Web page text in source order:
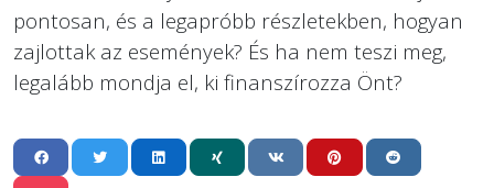
pontosan, és a legapróbb részletekben, hogyan
zajlottak az események? És ha nem teszi meg,
legalább mondja el, ki finanszírozza Önt?